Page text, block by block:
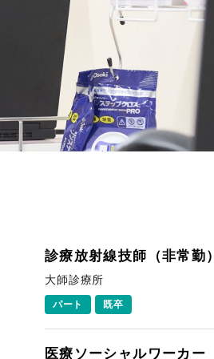
診療放射線技師（非常勤）
大師診療所
パート 既卒
医療ソーシャルワーカー